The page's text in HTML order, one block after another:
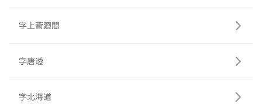
字上菅廻間
字唐透
字北海道